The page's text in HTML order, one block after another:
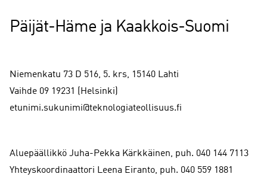
Päijät-Häme ja Kaakkois-Suomi
Niemenkatu 73 D 516, 5. krs, 15140 Lahti
Vaihde 09 19231 (Helsinki)
etunimi.sukunimi@teknologiateollisuus.fi
Aluepäällikkö Juha-Pekka Kärkkäinen, puh. 040 144 7113
Yhteyskoordinaattori Leena Eiranto, puh. 040 559 1881